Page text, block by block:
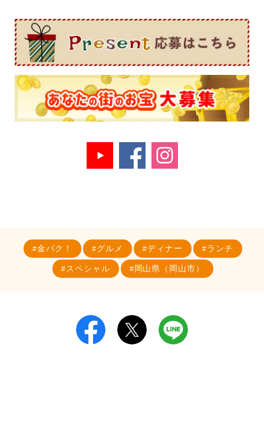
金バク！ グルメ ディナー ランチ
スペシャル 岡山県（岡山市）